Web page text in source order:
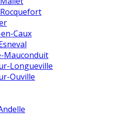
Caux
Mauconduit
Longueville
Ouville